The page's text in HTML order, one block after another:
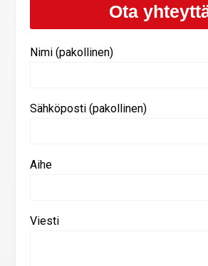
Ota
Nimi (pakollinen)
Sähköposti (pakollinen)
Aihe
Viesti